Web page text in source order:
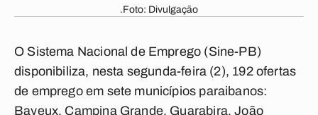
.Foto: Divulgação
O Sistema Nacional de Emprego (Sine-PB)
disponibiliza, nesta segunda-feira (2), 192 ofertas
de emprego em sete municípios paraibanos:
Bayeux, Campina Grande, Guarabira, João